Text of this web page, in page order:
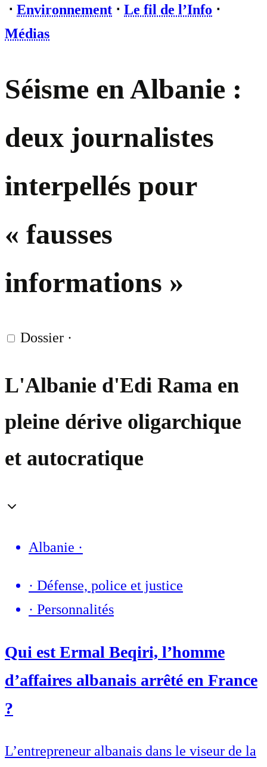
⋅ Environnement ⋅ Le fil de l’Info ⋅
Médias
Séisme en Albanie :
deux journalistes
interpellés pour
« fausses
informations »
Dossier ·
L'Albanie d'Edi Rama en
pleine dérive oligarchique
et autocratique
Albanie ·
· Défense, police et justice
· Personnalités
Qui est Ermal Beqiri, l’homme
d’affaires albanais arrêté en France
?
L’entrepreneur albanais dans le viseur de la